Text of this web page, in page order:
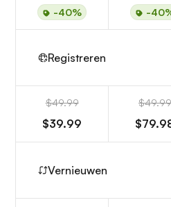
-40% -
Registreren
$49.99
$39.99
$49.99
Vernieuwen